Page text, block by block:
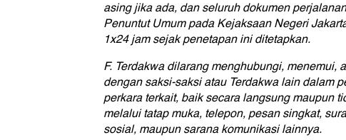
asing jika ada, dan seluruh dokumen
Penuntut Umum pada Kejaksaan Negeri
1x24 jam sejak penetapan ini ditetapkan.
F. Terdakwa dilarang menghubungi, menemui,
dengan saksi-saksi atau Terdakwa lain dalam
perkara terkait, baik secara langsung maupun
melalui tatap muka, telepon, pesan singkat,
sosial, maupun sarana komunikasi lainnya.